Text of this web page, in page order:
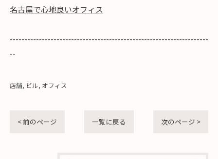
名古屋で心地良いオフィス
--------------------------------------------------------------------
--
店舗 ビル オフィス
< 前のページ 一覧に戻る 次のページ >